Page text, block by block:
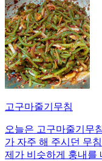
고구마줄기무침
오늘은 고구마줄기무
가 자주 해 주시던 무
제가 비슷하게 훙내를